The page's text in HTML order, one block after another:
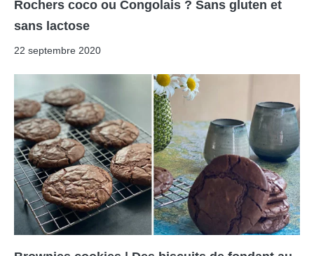
Rochers coco ou Congolais ? Sans gluten et
sans lactose
22 septembre 2020